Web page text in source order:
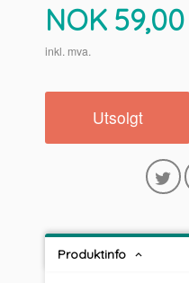
Pris
NOK 59,00
inkl. mva.
Utsolgt
Produktinfo